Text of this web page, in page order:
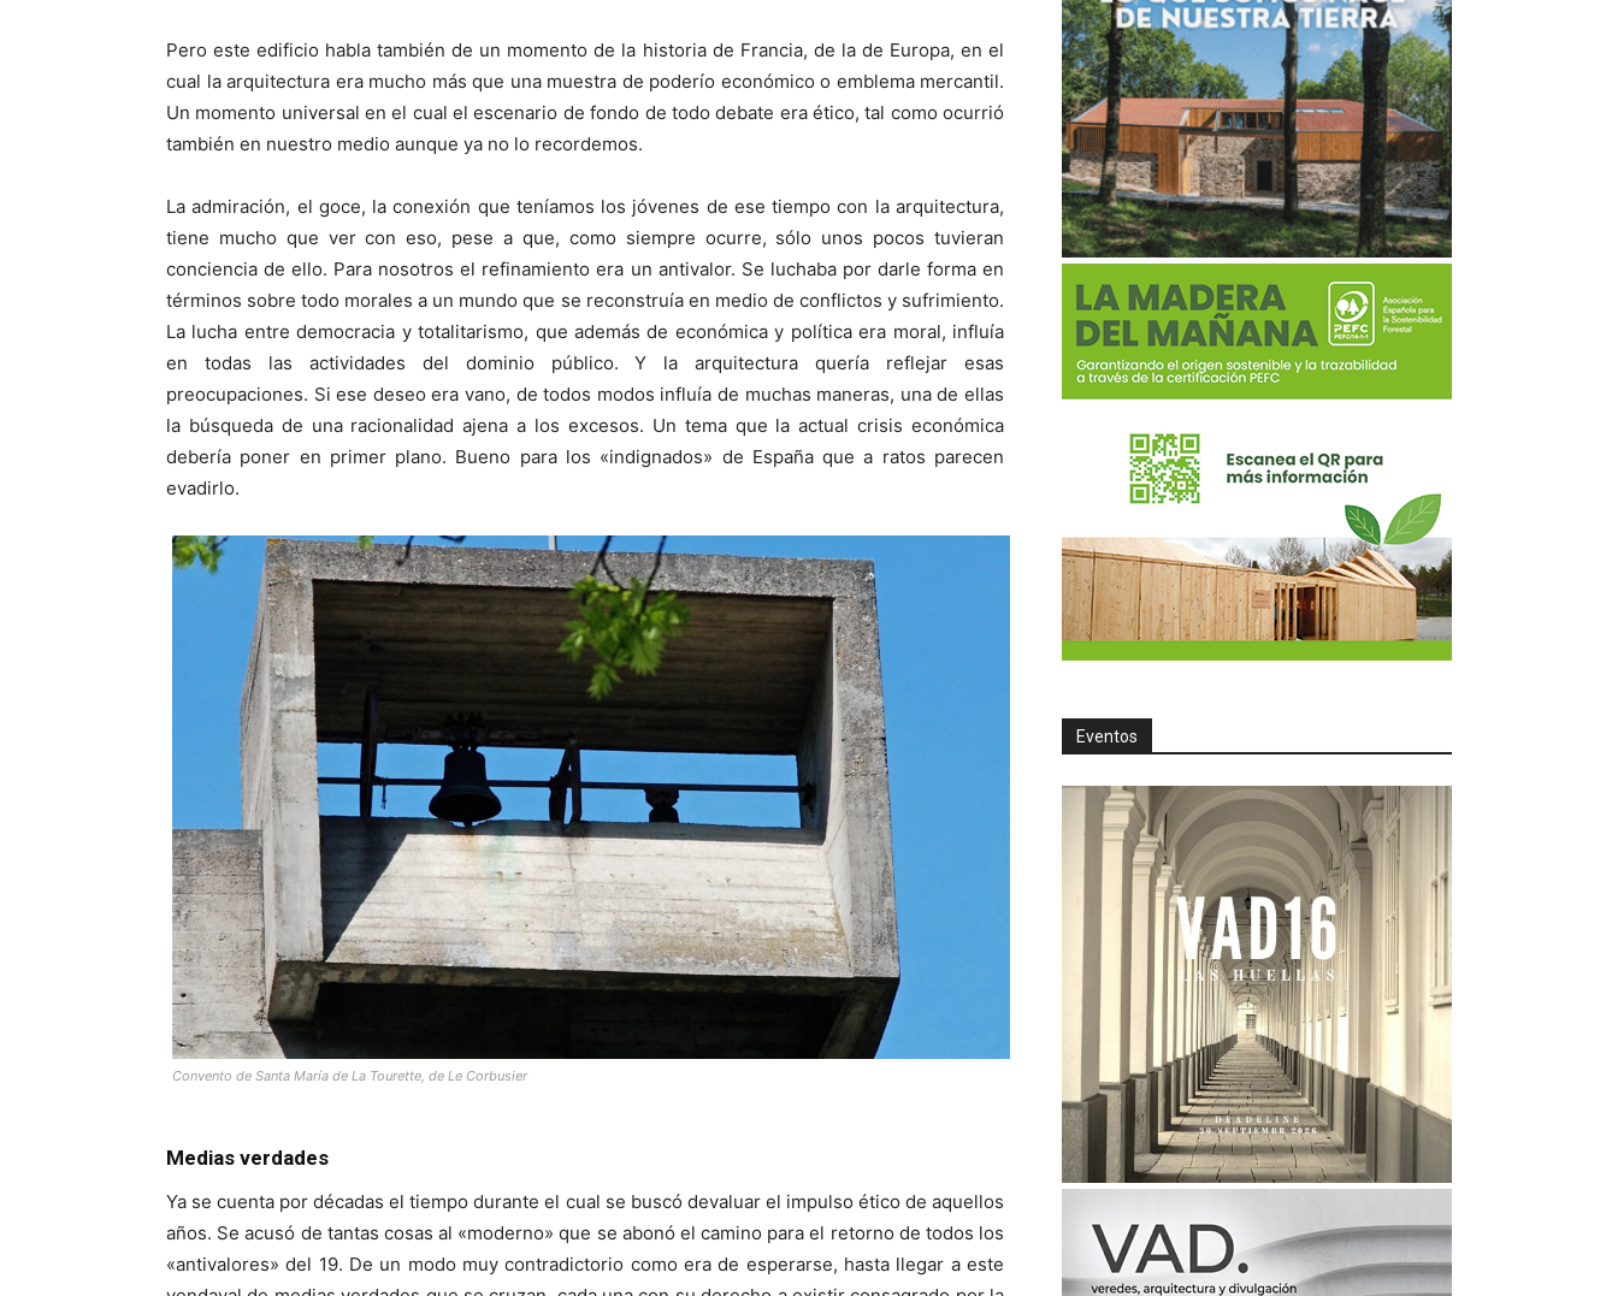
Pero este edificio habla también de un momento de la historia de Francia, de la de Europa, en el
cual la arquitectura era mucho más que una muestra de poderío económico o emblema mercantil.
Un momento universal en el cual el escenario de fondo de todo debate era ético, tal como ocurrió
también en nuestro medio aunque ya no lo recordemos.
La admiración, el goce, la conexión que teníamos los jóvenes de ese tiempo con la arquitectura,
tiene mucho que ver con eso, pese a que, como siempre ocurre, sólo unos pocos tuvieran
conciencia de ello. Para nosotros el refinamiento era un antivalor. Se luchaba por darle forma en
términos sobre todo morales a un mundo que se reconstruía en medio de conflictos y sufrimiento.
La lucha entre democracia y totalitarismo, que además de económica y política era moral, influía
en todas las actividades del dominio público. Y la arquitectura quería reflejar esas
preocupaciones. Si ese deseo era vano, de todos modos influía de muchas maneras, una de ellas
la búsqueda de una racionalidad ajena a los excesos. Un tema que la actual crisis económica
debería poner en primer plano. Bueno para los «indignados» de España que a ratos parecen
evadirlo.
Convento de Santa María de La Tourette, de Le Corbusier
Medias verdades
Ya se cuenta por décadas el tiempo durante el cual se buscó devaluar el impulso ético de aquellos
años. Se acusó de tantas cosas al «moderno» que se abonó el camino para el retorno de todos los
«antivalores» del 19. De un modo muy contradictorio como era de esperarse, hasta llegar a este
Eventos